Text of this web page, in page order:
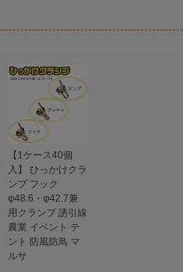
【1ケース40個
入】 ひっかけクラ
ンプ フック
φ48.6・φ42.7兼
用クランプ 誘引線
農業 イベント テ
ント 防風防鳥 マ
ルサ